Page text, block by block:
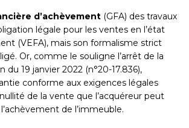
d’achèvement (GFA) des travaux
légale pour les ventes en l’état
(VEFA), mais son formalisme strict
Or, comme le souligne l’arrêt de la
du 19 janvier 2022 (n°20-17.836),
conforme aux exigences légales
de la vente que l’acquéreur peut
de l’immeuble.